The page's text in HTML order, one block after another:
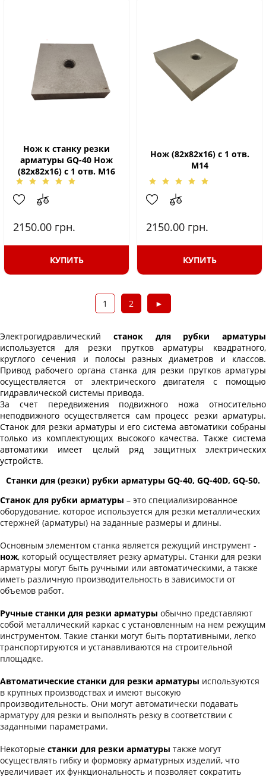
Нож к станку резки
арматуры GQ-40 Нож
(82х82х16) с 1 отв. М16
2150.00 грн.
КУПИТЬ
Нож (82х82х16) с 1 отв.
М14
2150.00 грн.
КУПИТЬ
1 2 ►
Электрогидравлический станок для рубки арматуры
используется для резки прутков арматуры квадратного,
круглого сечения и полосы разных диаметров и классов.
Привод рабочего органа станка для резки прутков арматуры
осуществляется от электрического двигателя с помощью
гидравлической системы привода.
За счет передвижения подвижного ножа относительно
неподвижного осуществляется сам процесс резки арматуры.
Станок для резки арматуры и его система автоматики собраны
только из комплектующих высокого качества. Также система
автоматики имеет целый ряд защитных электрических
устройств.
Станки для (резки) рубки арматуры GQ-40, GQ-40D, GQ-50.
Станок для рубки арматуры – это специализированное
оборудование, которое используется для резки металлических
стержней (арматуры) на заданные размеры и длины.
Основным элементом станка является режущий инструмент -
нож, который осуществляет резку арматуры. Станки для резки
арматуры могут быть ручными или автоматическими, а также
иметь различную производительность в зависимости от
объемов работ.
Ручные станки для резки арматуры обычно представляют
собой металлический каркас с установленным на нем режущим
инструментом. Такие станки могут быть портативными, легко
транспортируются и устанавливаются на строительной
площадке.
Автоматические станки для резки арматуры используются
в крупных производствах и имеют высокую
производительность. Они могут автоматически подавать
арматуру для резки и выполнять резку в соответствии с
заданными параметрами.
Некоторые станки для резки арматуры также могут
осуществлять гибку и формовку арматурных изделий, что
увеличивает их функциональность и позволяет сократить